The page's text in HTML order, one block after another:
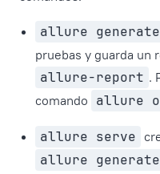
allure generate
pruebas y guarda un
allure-report .
comando allure
allure serve
allure generate